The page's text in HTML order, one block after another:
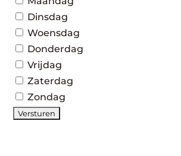
Dinsdag
Woensdag
Donderdag
Vrijdag
Zaterdag
Zondag